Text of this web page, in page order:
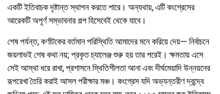
একটি ইতিবাচক দৃষ্টান্ত স্থাপন করতে পারে। অন্যথায়, এটি কংগ্রেসের
আরেকটি অপূর্ণ সম্ভাবনার গল্প হিসেবেই থেকে যাবে।
শেষ পর্যন্ত, কর্ণাটকের বর্তমান পরিস্থিতি আমাদের মনে করিয়ে দেয়— নির্বাচনে
জয়লাভই শেষ কথা নয়; প্রকৃত চ্যালেঞ্জ শুরু হয় তার পরেই। ক্ষমতায় এসে
সেই আস্থা ধরে রাখা, প্রশাসনে স্থিতিশীলতা আনা এবং দীর্ঘমেয়াদি উন্নয়নের
রূপরেখা তৈরি করাই আসল পরীক্ষার মঞ্চ। কংগ্রেস যদি অভ্যন্তরীণ দ্বন্দ্বে